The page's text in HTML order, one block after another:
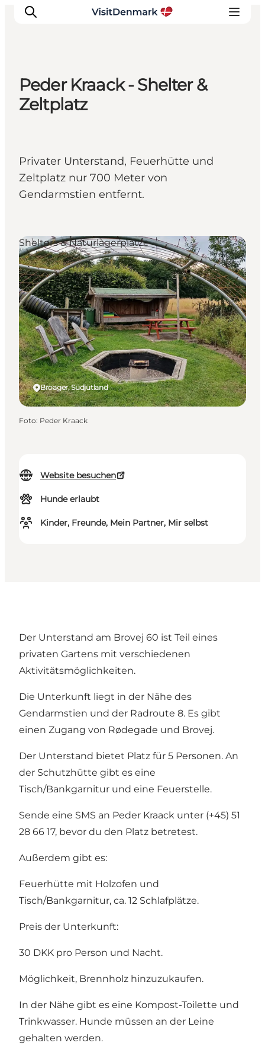
Inspiration
Regionen
Reiseplanung
Peder Kraack - Shelter &
Zeltplatz
Privater Unterstand, Feuerhütte und
Zeltplatz nur 700 Meter von
Gendarmstien entfernt.
Website besuchen
Hunde erlaubt
Kinder, Freunde, Mein Partner, Mir selbst
Broager, Südjütland
Shelters & Naturlagerplätze
Foto: Peder Kraack
Der Unterstand am Brovej 60 ist Teil eines
privaten Gartens mit verschiedenen
Aktivitätsmöglichkeiten.
Die Unterkunft liegt in der Nähe des
Gendarmstien und der Radroute 8. Es gibt
einen Zugang von Rødegade und Brovej.
Der Unterstand bietet Platz für 5 Personen. An
der Schutzhütte gibt es eine
Tisch/Bankgarnitur und eine Feuerstelle.
Sende eine SMS an Peder Kraack unter (+45) 51
28 66 17, bevor du den Platz betretest.
Außerdem gibt es:
Feuerhütte mit Holzofen und
Tisch/Bankgarnitur, ca. 12 Schlafplätze.
Preis der Unterkunft:
30 DKK pro Person und Nacht.
Möglichkeit, Brennholz hinzuzukaufen.
In der Nähe gibt es eine Kompost-Toilette und
Trinkwasser. Hunde müssen an der Leine
gehalten werden.